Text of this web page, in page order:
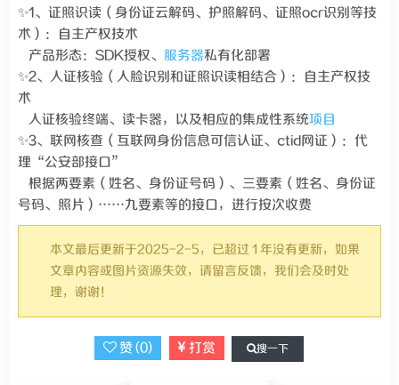
✨1、证照识读（身份证云解码、护照解码、证照ocr识别等技
术）：自主产权技术
产品形态：SDK授权、 服务器私有化部署
✨2、人证核验（人脸识别和证照识读相结合）：自主产权技
术
人证核验终端、读卡器，以及相应的集成性系统项目
✨3、联网核查（互联网身份信息可信认证、ctid网证）：代
理“公安部接口”
根据两要素（姓名、身份证号码）、三要素（姓名、身份证
号码、照片）……九要素等的接口，进行按次收费
本文最后更新于2025-2-5，已超过 1 年没有更新，如果
文章内容或图片资源失效，请留言反馈，我们会及时处
理，谢谢！
赞 (0) 打赏 搜一下